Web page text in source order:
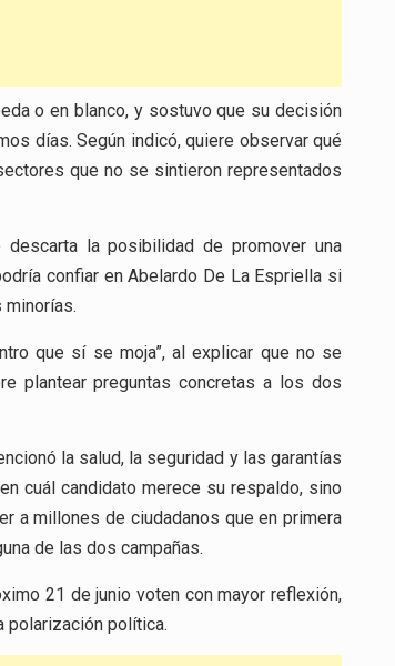
o en blanco, y sostuvo que su decisión
días. Según indicó, quiere observar qué
que no se sintieron representados
la posibilidad de promover una
confiar en Abelardo De La Espriella si
que sí se moja”, al explicar que no se
plantear preguntas concretas a los dos
la salud, la seguridad y las garantías
cuál candidato merece su respaldo, sino
a millones de ciudadanos que en primera
de las dos campañas.
21 de junio voten con mayor reflexión,
polarización política.